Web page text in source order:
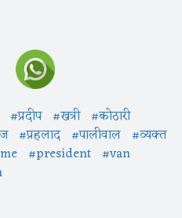
#प्रदीप #खत्री #कोठारी
#प्रहलाद #पालीवाल #व्यक्त
#president #van